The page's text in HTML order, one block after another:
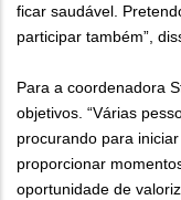
ficar saudável.
participar também”,
Para a coordenadora
objetivos. “Várias
procurando para
proporcionar
oportunidade de